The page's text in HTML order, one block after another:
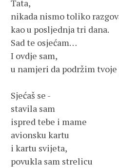
Tata,
nikada nismo toliko
kao u posljednja tri dana.
Sad te osjećam…
I ovdje sam,
u namjeri da podržim tvoje
Sjećaš se -
stavila sam
ispred tebe i mame
avionsku kartu
i kartu svijeta,
povukla sam strelicu